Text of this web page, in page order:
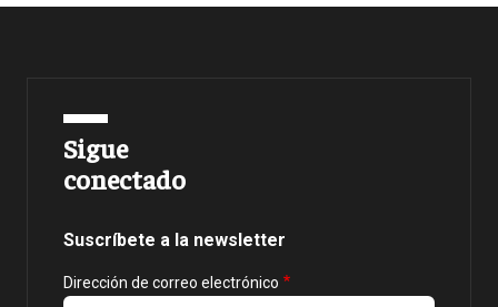
Sigue
conectado
Suscríbete a la newsletter
Dirección de correo electrónico